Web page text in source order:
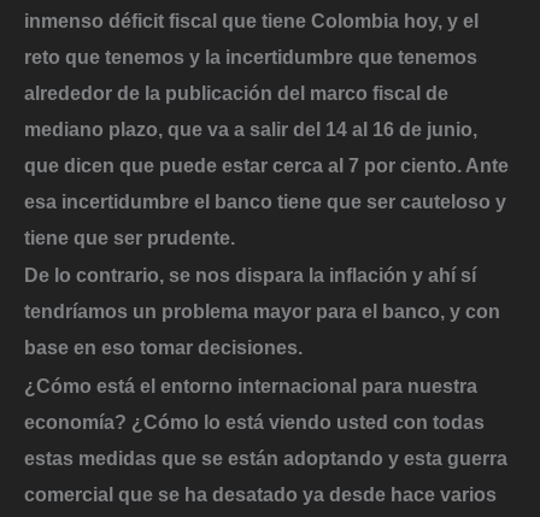
inmenso déficit fiscal que tiene Colombia hoy, y el
reto que tenemos y la incertidumbre que tenemos
alrededor de la publicación del marco fiscal de
mediano plazo, que va a salir del 14 al 16 de junio,
que dicen que puede estar cerca al 7 por ciento. Ante
esa incertidumbre el banco tiene que ser cauteloso y
tiene que ser prudente.
De lo contrario, se nos dispara la inflación y ahí sí
tendríamos un problema mayor para el banco, y con
base en eso tomar decisiones.
¿Cómo está el entorno internacional para nuestra
economía? ¿Cómo lo está viendo usted con todas
estas medidas que se están adoptando y esta guerra
comercial que se ha desatado ya desde hace varios